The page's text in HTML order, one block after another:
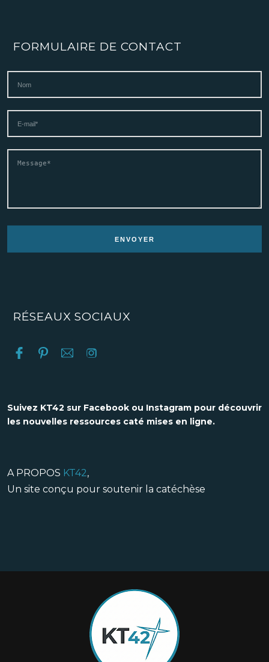
FORMULAIRE DE CONTACT
RÉSEAUX SOCIAUX
Suivez KT42 sur Facebook ou Instagram pour découvrir
les nouvelles ressources caté mises en ligne.
A PROPOS KT42,
Un site conçu pour soutenir la catéchèse